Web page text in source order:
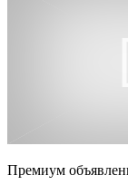
Премиум